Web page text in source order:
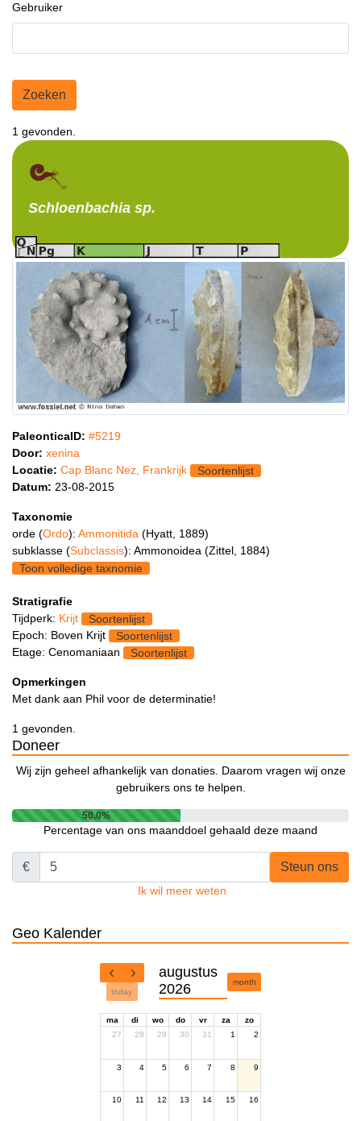
Gebruiker
Zoeken
1 gevonden.
Schloenbachia sp.
PaleonticaID: #5219
Door: xenina
Locatie: Cap Blanc Nez, Frankrijk
Soortenlijst
Datum: 23-08-2015
Taxonomie
orde (Ordo): Ammonitida (Hyatt, 1889)
subklasse (Subclassis): Ammonoidea (Zittel, 1884)
Toon volledige taxnomie
Stratigrafie
Tijdperk: Krijt
Soortenlijst
Epoch: Boven Krijt
Soortenlijst
Etage: Cenomaniaan
Soortenlijst
Opmerkingen
Met dank aan Phil voor de determinatie!
1 gevonden.
Doneer
Wij zijn geheel afhankelijk van donaties. Daarom vragen wij onze
gebruikers ons te helpen.
50.0%
Percentage van ons maanddoel gehaald deze maand
€ Steun ons
Ik wil meer weten
Geo Kalender
today
augustus
2026
month
ma di wo do vr za
zo
27
28 29 30 31 1 2
3 4 5 6 7 8 9
10 11 12 13 14 15 16